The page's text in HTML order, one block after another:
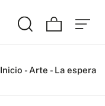
Inicio - Arte - La espera